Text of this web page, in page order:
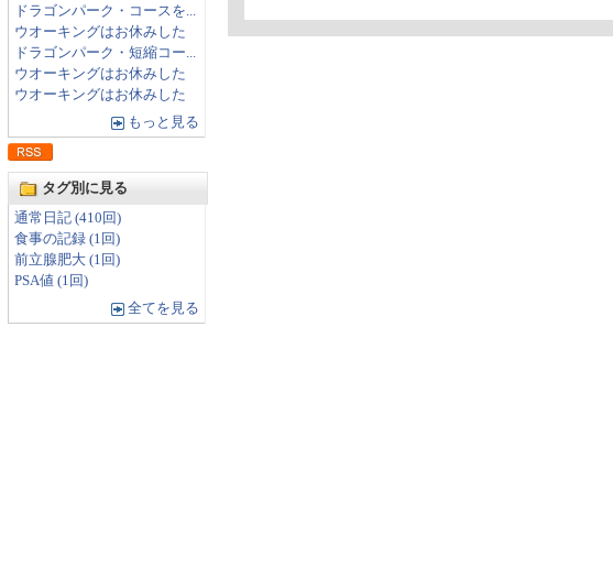
ドラゴンパーク・コースを...
ウオーキングはお休みした
ドラゴンパーク・短縮コー...
ウオーキングはお休みした
ウオーキングはお休みした
もっと見る
タグ別に見る
通常日記 (410回)
食事の記録 (1回)
前立腺肥大 (1回)
PSA値 (1回)
全てを見る